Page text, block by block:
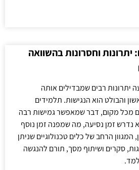
וחסרונות בהשוואה
יתרונות רבים שמבדילים אותה
והבולט הוא הנגישות. תלמידים
מכל מקום, דבר שמאפשר גמישות רבה
נדרש זמן נסיעה, מה שמפנה זמן נוסף
המגוון הרחב של כלים טכנולוגיים שניתן
סקרים ושיתוף מסך, תורם להנגשה